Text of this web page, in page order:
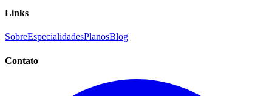
Links
SobreEspecialidadesPlanosBlog
Contato